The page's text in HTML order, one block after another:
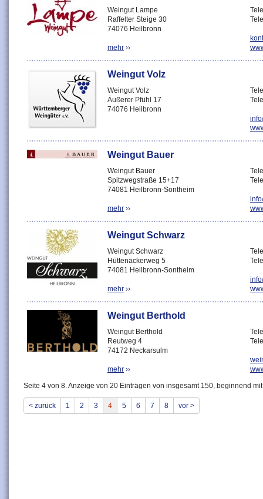
Weingut Lampe
Raffelter Steige 30
74076 Heilbronn
mehr ››
Weingut Volz
Weingut Volz
Äußerer Pfühl 17
74076 Heilbronn
Weingut Bauer
Weingut Bauer
Spitzwegstraße 15+17
74081 Heilbronn-Sontheim
mehr ››
Weingut Schwarz
Weingut Schwarz
Hüttenäckerweg 5
74081 Heilbronn-Sontheim
mehr ››
Weingut Berthold
Weingut Berthold
Reutweg 4
74172 Neckarsulm
mehr ››
Seite 4 von 8. Anzeige von 20 Einträgen von insgesamt 150, beginnend
< zurück 1 2 3 4 5 6 7 8 vor >